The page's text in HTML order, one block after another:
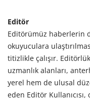
Editör
Editörümüz haberlerin
okuyuculara
titizlikle çalışır.
uzmanlık alanları,
yerel hem de ulusal
eden Editör